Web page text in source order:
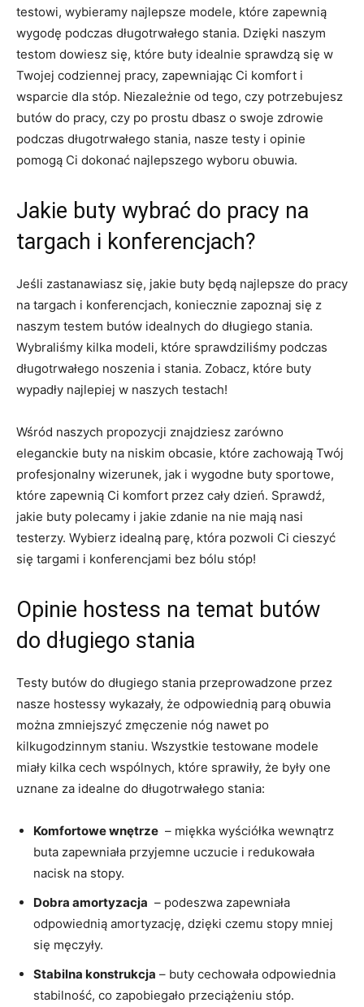
testowi,‍ wybieramy najlepsze modele, które⁤ zapewnią
wygodę podczas długotrwałego stania. Dzięki‌ naszym
testom dowiesz się, które buty idealnie sprawdzą‍ się w
Twojej ‍codziennej pracy, zapewniając Ci komfort i
wsparcie dla stóp. Niezależnie od tego, czy potrzebujesz
butów do pracy, czy po prostu dbasz o swoje zdrowie
podczas długotrwałego stania, nasze testy i opinie
pomogą Ci dokonać najlepszego wyboru obuwia.
Jakie buty wybrać do pracy ‌na
targach i konferencjach?
Jeśli zastanawiasz się, jakie buty⁤ będą najlepsze ⁤do pracy
na targach i‌ konferencjach,⁤ koniecznie zapoznaj ​się ‌z
naszym testem butów idealnych do długiego stania.
Wybraliśmy kilka modeli, które sprawdziliśmy podczas
długotrwałego noszenia i stania. Zobacz,⁤ które buty
wypadły najlepiej w naszych testach!
Wśród⁣ naszych propozycji znajdziesz zarówno‌
eleganckie buty na niskim obcasie, które zachowają Twój
profesjonalny wizerunek,​ jak i​ wygodne buty sportowe,
które⁣ zapewnią Ci komfort przez​ cały⁢ dzień. Sprawdź,
jakie buty polecamy ⁣i jakie zdanie na nie mają nasi
testerzy. Wybierz idealną parę, ​która‍ pozwoli Ci cieszyć
się⁣ targami i konferencjami bez bólu stóp!
Opinie hostess na temat butów
do długiego stania
Testy butów do długiego stania przeprowadzone przez
nasze hostessy wykazały, że odpowiednią parą obuwia
można zmniejszyć zmęczenie nóg nawet po
kilkugodzinnym staniu. ‍Wszystkie testowane modele
miały kilka ⁣cech wspólnych, które ⁤sprawiły,​ że były one
uznane za idealne do długotrwałego stania:
Komfortowe wnętrze ​ – miękka wyściółka wewnątrz
buta zapewniała przyjemne uczucie ‍i ⁣redukowała‌
nacisk ⁣na stopy.
Dobra amortyzacja ⁣ – ⁢podeszwa zapewniała
‍odpowiednią amortyzację, dzięki czemu ‍stopy ‌mniej
się męczyły.
Stabilna konstrukcja – buty ​cechowała odpowiednia
stabilność, co zapobiegało przeciążeniu stóp.